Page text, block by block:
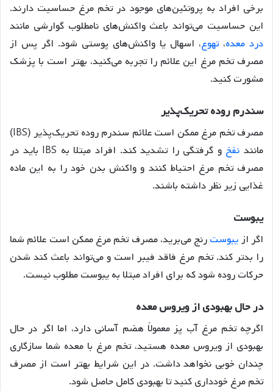
برخی افراد به پروتئین‌های موجود در تخم مرغ حساسیت دارند.
این حساسیت می‌تواند باعث واکنش‌های نامطلوب گوارشی مانند
درد معده،تهوع، اسهال یا واکنش‌های پوستی شود. اگر پس از
مصرف تخم مرغ این علائم را تجربه می‌کنید، بهتر است با پزشک
مشورت کنید.
سندرمرودهتحریکپذیر
مصرف تخم مرغ ممکن است علائم سندرم روده تحریک‌پذیر (IBS)
مانند نفخ و گرفتگی را تشدید کند
. افراد مبتلا به IBS باید در
مصرف تخم مرغ احتیاط کنند و واکنش بدن خود را به این ماده
غذایی زیر نظر داشته باشند.
یبوست
اگر ازیبوسترنج می‌برید، مصرف تخم مرغ ممکن است علائم شما
را بدتر کند. تخم مرغ فاقد فیبر است و می‌تواند باعث کند شدن
حرکات روده شود که برای افراد مبتلا به یبوست مطلوب نیست.
درحالبهبودیازویروسمعده
اگرچه تخم مرغ آب پز معمولاً هضم آسانی دارد، اما اگر در حال
بهبودی از ویروس معده هستید، تخم مرغ با معده شما سازگاری
چندان خوبی نخواهد داشت. در این شرایط بهتر است از مصرف
تخم مرغ خودداری کنید تا بهبودی کامل حاصل شود.